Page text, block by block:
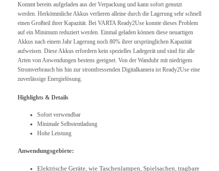
Kommt bereits aufgeladen aus der Verpackung und kann sofort genutzt
werden. Herkömmliche Akkus verlieren alleine durch die Lagerung sehr schnell
einen Großteil ihrer Kapazität. Bei VARTA Ready2Use konnte dieses Problem
auf ein Minimum reduziert werden. Einmal geladen können diese neuartigen
Akkus nach einem Jahr Lagerung noch 80% ihrer ursprünglichen Kapazität
aufweisen. Diese Akkus erfordern kein spezielles Ladegerät und sind für alle
Arten von Anwendungen bestens geeignet. Von der Wanduhr mit niedrigem
Stromverbrauch bis hin zur stromfressenden Digitalkamera ist Ready2Use eine
zuverlässige Energielösung.
Highlights & Details
Sofort verwendbar
Minimale Selbstentladung
Hohe Leistung
Anwendungsgebiete:
Elektrische Geräte, wie Taschenlampen, Spielsachen, tragbare